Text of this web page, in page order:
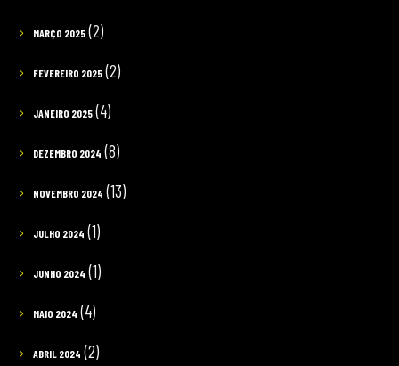
MARÇO 2025(2)
FEVEREIRO 2025(2)
JANEIRO 2025(4)
DEZEMBRO 2024 (8)
NOVEMBRO 2024 (13)
JULHO 2024 (1)
JUNHO 2024 (1)
MAIO 2024 (4)
ABRIL 2024 (2)